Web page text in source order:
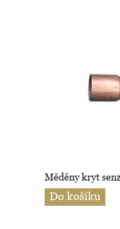
Měděny kryt
Do košíku